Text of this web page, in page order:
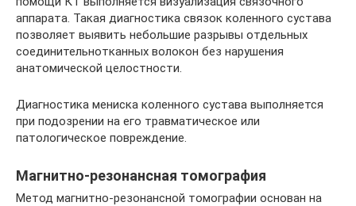
аппарата. Такая диагностика связок коленного сустава
позволяет выявить небольшие разрывы отдельных
соединительнотканных волокон без нарушения
анатомической целостности.
Диагностика мениска коленного сустава выполняется
при подозрении на его травматическое или
патологическое повреждение.
Магнитно-резонансная томография
Метод магнитно-резонансной томографии основан на